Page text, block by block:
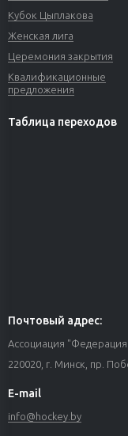
Кубок Цыплакова
Женская лига
Церемония закрытия
Квалификационные
предложения
Таблица переходов
Почтовый адрес:
Ассоциация "Федерация
220020, г. Минск, пр.
E-mail
info@hockey.by